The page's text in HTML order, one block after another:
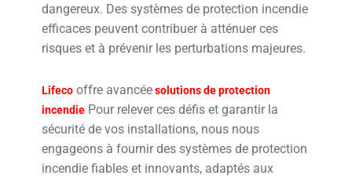
dangereux. Des systèmes de protection incendie
efficaces peuvent contribuer à atténuer ces
risques et à prévenir les perturbations majeures.
Lifecooffre avancéesolutions de protection
incendiePour relever ces défis et garantir la
sécurité de vos installations, nous nous
engageons à fournir des systèmes de protection
incendie fiables et innovants, adaptés aux